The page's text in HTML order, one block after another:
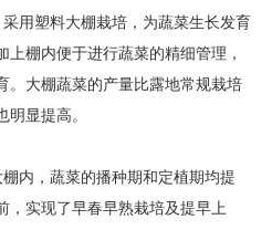
用塑料大棚栽培，为蔬菜生长发育
棚内便于进行蔬菜的精细管理，
。大棚蔬菜的产量比露地常规栽培
显提高。
内，蔬菜的播种期和定植期均提
，实现了早春早熟栽培及提早上